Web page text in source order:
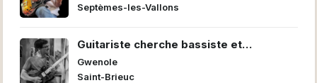
Septèmes-les-Vallons
Guitariste cherche bassiste et
batteur/euse pour former un power trio
Gwenole
Saint-Brieuc